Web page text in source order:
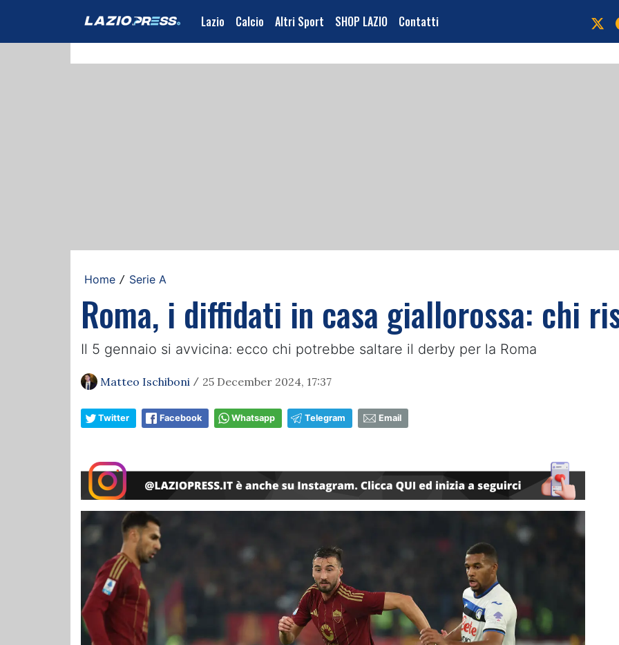
Lazio Calcio Altri Sport SHOP LAZIO Contatti
Home / Serie A
Roma, i diffidati in casa giallorossa: chi
Il 5 gennaio si avvicina: ecco chi potrebbe saltare il derby per la Roma
Matteo Ischiboni / 25 December 2024, 17:37
Twitter Facebook Whatsapp Telegram Email